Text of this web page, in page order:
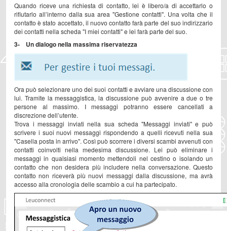
Quando riceve una richiesta di contatto, lei è libero/a di accettarlo o
rifiutarlo all’interno dalla sua area "Gestione contatti". Una volta che il
contatto è stato accettato, il nuovo contatto farà parte del suo indirizzario
dei contatti nella scheda "I miei contatti" e lei farà parte del suo.
3- Un dialogo nella massima riservatezza
Ora può selezionare uno dei suoi contatti e avviare una discussione con
lui. Tramite la messaggistica, la discussione può avvenire a due o tre
persone al massimo. I messaggi potranno essere cancellati a
discrezione dell’utente.
Trova i messaggi inviati nella sua scheda "Messaggi inviati" e può
scrivere i suoi nuovi messaggi rispondendo a quelli ricevuti nella sua
"Casella posta in arrivo". Così può scorrere i diversi scambi avvenuti con
contatti coinvolti nella medesima discussione. Lei può eliminare i
messaggi in qualsiasi momento mettendoli nel cestino o isolando un
contatto che non desidera più includere nella conversazione. Questo
contatto non riceverà più nuovi messaggi dalla discussione, ma avrà
accesso alla cronologia delle scambio a cui ha partecipato.